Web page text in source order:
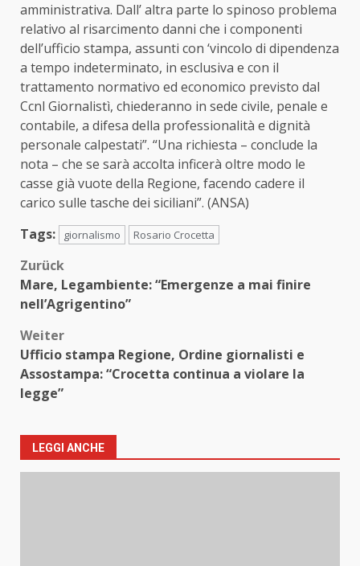
amministrativa. Dall’ altra parte lo spinoso problema
relativo al risarcimento danni che i componenti
dell’ufficio stampa, assunti con ‘vincolo di dipendenza
a tempo indeterminato, in esclusiva e con il
trattamento normativo ed economico previsto dal
Ccnl Giornalistì, chiederanno in sede civile, penale e
contabile, a difesa della professionalità e dignità
personale calpestati”. “Una richiesta – conclude la
nota – che se sarà accolta inficerà oltre modo le
casse già vuote della Regione, facendo cadere il
carico sulle tasche dei siciliani”. (ANSA)
Tags:
giornalismo Rosario Crocetta
Beitragsnavigation
Zurück
Mare, Legambiente: “Emergenze a mai finire
nell’Agrigentino”
Weiter
Ufficio stampa Regione, Ordine giornalisti e
Assostampa: “Crocetta continua a violare la
legge”
LEGGI ANCHE